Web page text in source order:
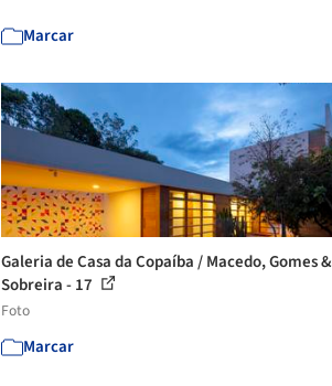
Marcar
Galeria de Casa da Copaíba / Macedo, Gomes &
Sobreira - 17
Foto
Marcar